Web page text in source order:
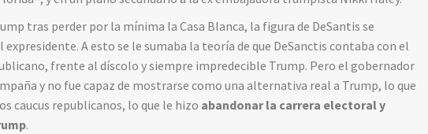
tras perder por la mínima la Casa Blanca, la figura de DeSantis se
A esto se le sumaba la teoría de que DeSanctis contaba con el
frente al díscolo y siempre impredecible Trump. Pero el gobernador
y no fue capaz de mostrarse como una alternativa real a Trump, lo que
caucus republicanos, lo que le hizo abandonar la carrera electoral y
.